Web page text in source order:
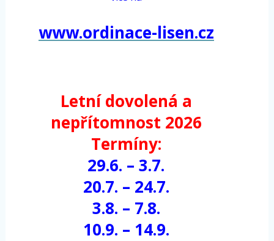
www.ordinace-lisen.cz
Letní dovolená a
nepřítomnost 2026
Termíny:
29.6. – 3.7.
20.7. – 24.7.
3.8. – 7.8.
10.9. – 14.9.